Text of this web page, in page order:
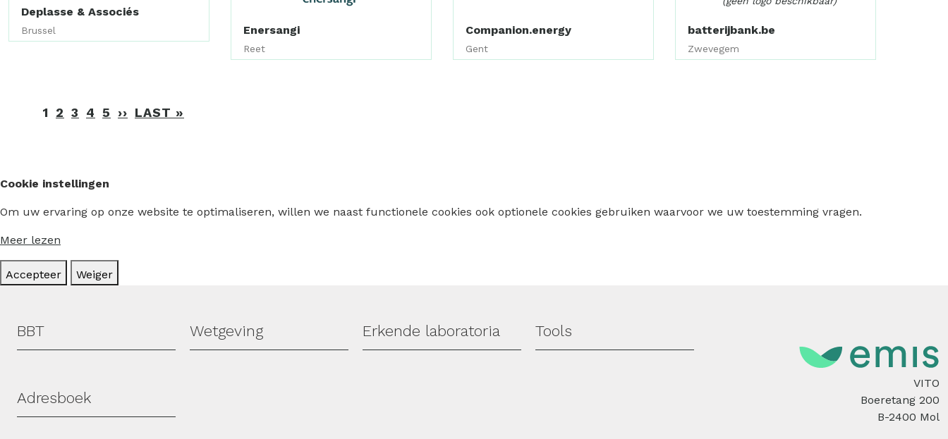
Deplasse & Associés
Brussel Enersangi
Reet
Companion.energy
Gent
batterijbank.be
Zwevegem
Paginering
1 2 3 4 5 ›› VOLGENDE
LAST »
Cookie instellingen
Om uw ervaring op onze website te optimaliseren, willen we naast functionele cookies ook optionele cookies gebruiken waarvoor we uw toestemming vragen.
Meer lezen
Accepteer Weiger
Hoofdmenu
BBT Wetgeving Erkende laboratoria Tools
Adresboek
VITO
Boeretang 200
B-2400 Mol